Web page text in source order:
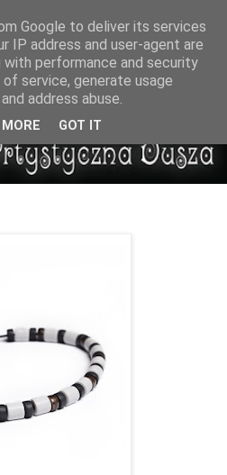
Google to deliver its services
IP address and user-agent are
with performance and security
service, generate usage
address abuse.
GOT IT